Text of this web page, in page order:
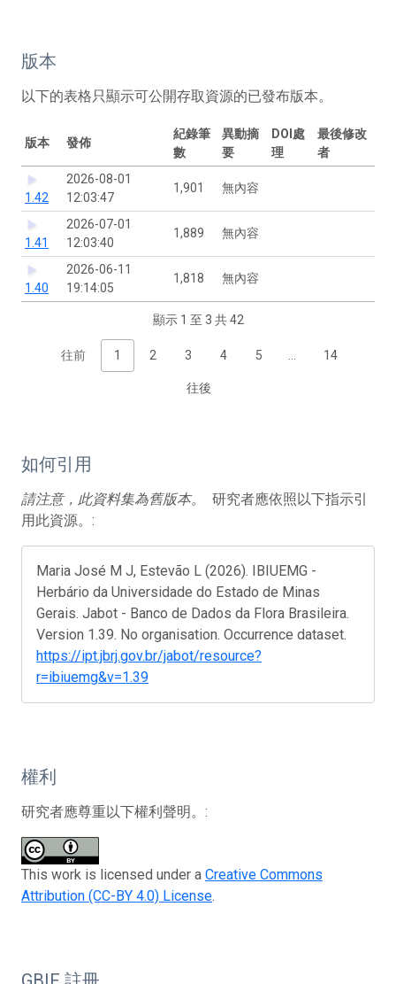
版本
以下的表格只顯示可公開存取資源的已發布版本。
版本 發佈
紀錄筆
數
異動摘
要
DOI處
理
最後修改
者
1.42
2026-08-01
12:03:47
1,901 無內容
1.41
2026-07-01
12:03:40
1,889 無內容
1.40
2026-06-11
19:14:05
1,818 無內容
顯示 1 至 3 共 42
往前 1 2 3 4 5 14
往後
如何引用
請注意，此資料集為舊版本。
研究者應依照以下指示引
用此資源。:
Maria José M J, Estevão L (2026). IBIUEMG -
Herbário da Universidade do Estado de Minas
Gerais. Jabot - Banco de Dados da Flora Brasileira.
Version 1.39. No organisation. Occurrence dataset.
https://ipt.jbrj.gov.br/jabot/resource?
r=ibiuemg&v=1.39
權利
研究者應尊重以下權利聲明。:
This work is licensed under a Creative Commons
Attribution (CC-BY 4.0) License.